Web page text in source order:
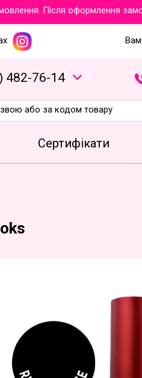
Після оформлення
482-76-1 4
Сертифікати